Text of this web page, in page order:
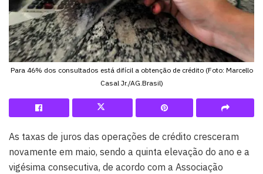
Para 46% dos consultados está difícil a obtenção de crédito (Foto: Marcello
Casal Jr./AG.Brasil)
As taxas de juros das operações de crédito cresceram
novamente em maio, sendo a quinta elevação do ano e a
vigésima consecutiva, de acordo com a Associação